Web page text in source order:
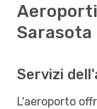
Servizi
L'aeroporto